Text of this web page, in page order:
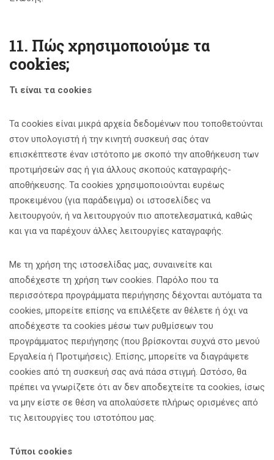
11. Πώς χρησιμοποιούμε τα
cookies;
Τι είναι τα cookies
Τα cookies είναι μικρά αρχεία δεδομένων που τοποθετούνται
στον υπολογιστή ή την κινητή συσκευή σας όταν
επισκέπτεστε έναν ιστότοπο με σκοπό την αποθήκευση των
προτιμήσεών σας ή για άλλους σκοπούς καταγραφής-
αποθήκευσης. Τα cookies χρησιμοποιούνται ευρέως
προκειμένου (για παράδειγμα) οι ιστοσελίδες να
λειτουργούν, ή να λειτουργούν πιο αποτελεσματικά, καθώς
και για να παρέχουν άλλες λειτουργίες καταγραφής.
Με τη χρήση της ιστοσελίδας μας, συναινείτε και
αποδέχεστε τη χρήση των cookies. Παρόλο που τα
περισσότερα προγράμματα περιήγησης δέχονται αυτόματα τα
cookies, μπορείτε επίσης να επιλέξετε αν θέλετε ή όχι να
αποδέχεστε τα cookies μέσω των ρυθμίσεων του
προγράμματος περιήγησης (που βρίσκονται συχνά στο μενού
Εργαλεία ή Προτιμήσεις). Επίσης, μπορείτε να διαγράψετε
cookies από τη συσκευή σας ανά πάσα στιγμή. Ωστόσο, θα
πρέπει να γνωρίζετε ότι αν δεν αποδεχτείτε τα cookies, ίσως
να μην είστε σε θέση να απολαύσετε πλήρως ορισμένες από
τις λειτουργίες του ιστοτόπου μας.
Τύποι cookies